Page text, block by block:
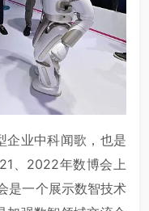
企业中科闻歌，也是
、2022年数博会上
是一个展示数智技术